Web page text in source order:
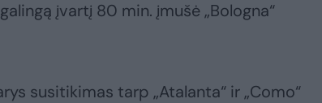
įvartį 80 min. įmušė „Bologna“
susitikimas tarp „Atalanta“ ir „Como“